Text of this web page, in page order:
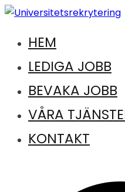
Hoppa
innehåll
Jobb inom
HEM
LEDIGA JOBB
BEVAKA JOBB
VÅRA
KONTAKT